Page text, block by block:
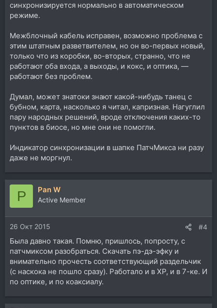
синхронизируется нормально в автоматическом
режиме.
Межблочный кабель исправен, возможно проблема с
этим штатным разветвителем, но он во-первых новый,
только что из коробки, во-вторых, странно, что не
работают оба входа, а выходы, и кокс, и оптика, —
работают без проблем.
Думал, может знатоки знают какой-нибудь танец с
бубном, карта, насколько я читал, капризная. Нагуглил
пару народных решений, вроде отключения каких-то
пунктов в биосе, но мне они не помогли.
Индикатор синхронизации в шапке ПатчМикса ни разу
даже не моргнул.
P Pan W
Active Member
26 Окт 2015 #4
Была давно такая. Помню, пришлось, попросту, с
патчмиксом разобраться. Скачать пэ-дэ-эфку и
внимательно прочесть соответствующий раздельчик
(с наскока не пошло сразу). Работало и в ХР, и в 7-ке. И
по оптике, и по коаксиалу.